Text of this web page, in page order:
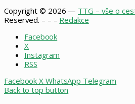
Copyright © 2026 — TTG – vše o
Reserved. – – – Redakce
Facebook
X
Instagram
RSS
Facebook X WhatsApp Telegram
Back to top button